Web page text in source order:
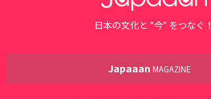
日本の文化と ”今” をつなぐ！
Japaaan MAGAZINE